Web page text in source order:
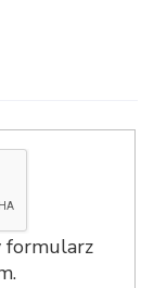
formularz